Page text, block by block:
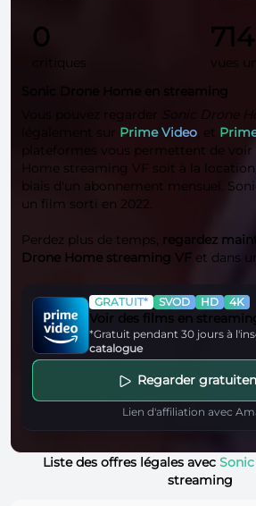
0
critiques
714
vues
Sonic Drone Home en streaming
Vous pouvez regarder Sonic Drone
légalement sur Prime Video, et
plateformes vous permettent de
Home streaming VF soit à la
biais d'un abonnement mensuel.
un film sorti en 2022.
Perdez plus de temps, regardez
Drone Home streaming VF et dans
GRATUIT* SVOD HD 4K
Voir des films en
*Gratuit pendant 30 jours à
catalogue
Regarder
Lien d'affiliation avec
Liste des offres légales avec
streaming